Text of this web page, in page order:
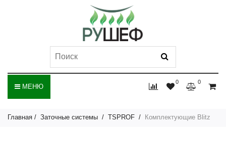
0 0
МЕНЮ
Главная Заточные системы TSPROF Комплектующие Blitz